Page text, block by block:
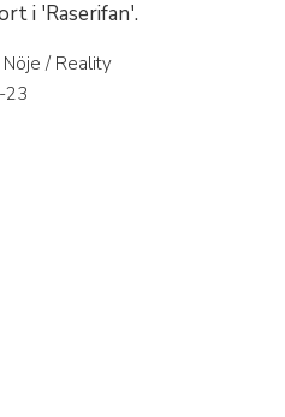
i 'Raserifan'.
/ Reality
23